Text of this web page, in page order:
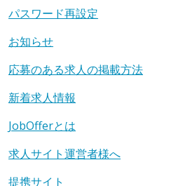
パスワード再設定
お知らせ
応募のある求人の掲載方法
新着求人情報
JobOfferとは
求人サイト運営者様へ
提携サイト